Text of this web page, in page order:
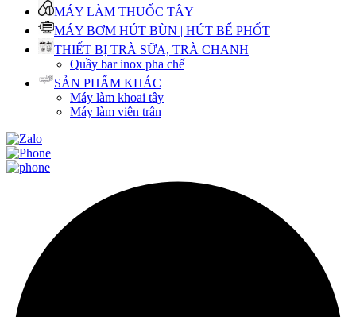
MÁY LÀM THUỐC TÂY
MÁY BƠM HÚT BÙN | HÚT BỂ PHỐT
THIẾT BỊ TRÀ SỮA, TRÀ CHANH
Quầy bar inox pha chế
SẢN PHẨM KHÁC
Máy làm khoai tây
Máy làm viên trân